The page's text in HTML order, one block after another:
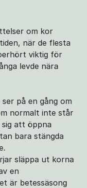
om kor
när de flesta
viktig för
levde nära
på en gång om
normalt inte står
att öppna
bara stängda
släppa ut korna
en
är betessäsong